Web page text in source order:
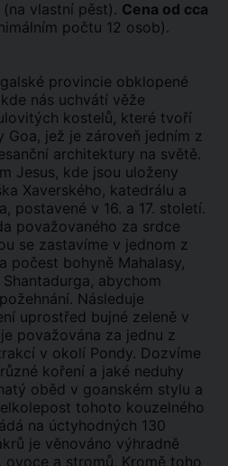
vlastní pěst). Cena od cca
počtu 12 osob).
provincie obklopené
nás uchvátí věže
kostelů, které tvoří
Goa, jež je zároveň jedním z
architektury na světě.
Jesus, kde jsou uloženy
Xaverského, katedrálu a
postavené v 16. a 17. století.
považovaného za srdce
se zastavíme v jednom z
počest bohyně Mahalasy,
abychom
Následuje
uprostřed bujné zeleně v
považována za jednu z
v okolí Pondy. Dozvíme
koření a jaké neduhy
oběd v goanském stylu a
tohoto kouzelného
na úctyhodných 130
je věnováno výhradně
a stromů. Kromě toho